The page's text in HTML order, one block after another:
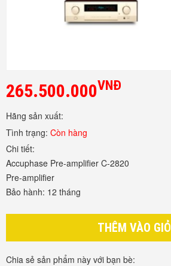
265.500.000VNĐ
Hãng sản xuất:
Tình trạng: Còn hàng
Chi tiết:
Accuphase Pre-amplifier C-2820
Pre-amplifier
Bảo hành: 12 tháng
THÊM VÀO GIỎ
Chia sẻ sản phẩm này với bạn bè: